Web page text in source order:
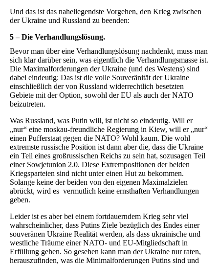
Und das ist das naheliegendste Vorgehen, den Krieg zwischen
der Ukraine und Russland zu beenden:
5 – Die Verhandlungslösung.
Bevor man über eine Verhandlungslösung nachdenkt, muss man
sich klar darüber sein, was eigentlich die Verhandlungsmasse ist.
Die Maximalforderungen der Ukraine (und des Westens) sind
dabei eindeutig: Das ist die volle Souveränität der Ukraine
einschließlich der von Russland widerrechtlich besetzten
Gebiete mit der Option, sowohl der EU als auch der NATO
beizutreten.
Was Russland, was Putin will, ist nicht so eindeutig. Will er
„nur“ eine moskau-freundliche Regierung in Kiew, will er „nur“
einen Pufferstaat gegen die NATO? Wohl kaum. Die wohl
extremste russische Position ist dann aber die, dass die Ukraine
ein Teil eines großrussischen Reichs zu sein hat, sozusagen Teil
einer Sowjetunion 2.0. Diese Extrempositionen der beiden
Kriegsparteien sind nicht unter einen Hut zu bekommen.
Solange keine der beiden von den eigenen Maximalzielen
abrückt, wird es vermutlich keine ernsthaften Verhandlungen
geben.
Leider ist es aber bei einem fortdauerndem Krieg sehr viel
wahrscheinlicher, dass Putins Ziele bezüglich des Endes einer
souveränen Ukraine Realität werden, als dass ukrainische und
westliche Träume einer NATO- und EU-Mitgliedschaft in
Erfüllung gehen. So gesehen kann man der Ukraine nur raten,
herauszufinden, was die Minimalforderungen Putins sind und